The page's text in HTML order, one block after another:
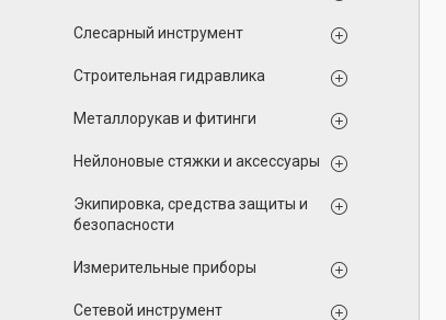
Слесарный инструмент
Строительная гидравлика
Металлорукав и фитинги
Нейлоновые стяжки и аксессуары
Экипировка, средства защиты и
безопасности
Измерительные приборы
Сетевой инструмент